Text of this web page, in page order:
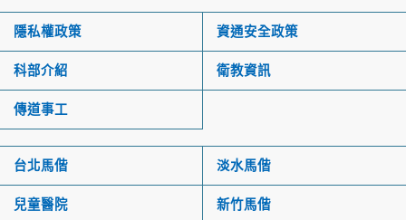
隱私權政策 資通安全政策
科部介紹 衛教資訊
傳道事工
台北馬偕 淡水馬偕
兒童醫院 新竹馬偕